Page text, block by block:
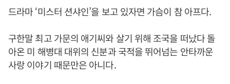
드라마 ‘미스터 션샤인’을 보고 있자면 가슴이 참 아프다.
구한말 최고 가문의 애기씨와 살기 위해 조국을 떠났다 돌
아온 미 해병대 대위의 신분과 국적을 뛰어넘는 안타까운
사랑 이야기 때문만은 아니다.